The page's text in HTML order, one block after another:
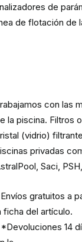
de
de flotación de
con las
la piscina. Filtros
(vidrio)
privadas
Saci,
gratuitos a
ficha del artículo.
14